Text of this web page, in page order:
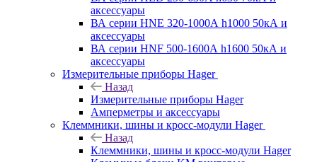
аксессуары
ВА серии HNE 320-1000А h1000 50кА и
аксессуары
ВА серии HNF 500-1600А h1600 50кА и
аксессуары
Измерительные приборы Hager
Назад
Измерительные приборы Hager
Амперметры и аксессуары
Клеммники, шины и кросс-модули Hager
Назад
Клеммники, шины и кросс-модули Hager